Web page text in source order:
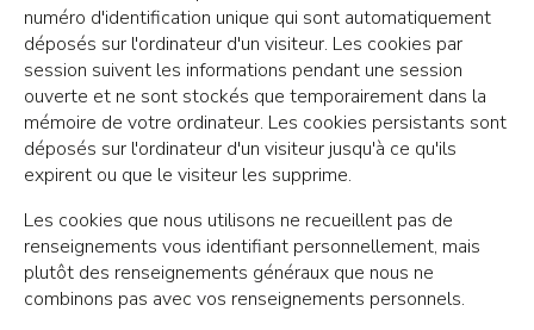
numéro d'identification unique qui sont automatiquement
déposés sur l'ordinateur d'un visiteur. Les cookies par
session suivent les informations pendant une session
ouverte et ne sont stockés que temporairement dans la
mémoire de votre ordinateur. Les cookies persistants sont
déposés sur l'ordinateur d'un visiteur jusqu'à ce qu'ils
expirent ou que le visiteur les supprime.
Les cookies que nous utilisons ne recueillent pas de
renseignements vous identifiant personnellement, mais
plutôt des renseignements généraux que nous ne
combinons pas avec vos renseignements personnels.